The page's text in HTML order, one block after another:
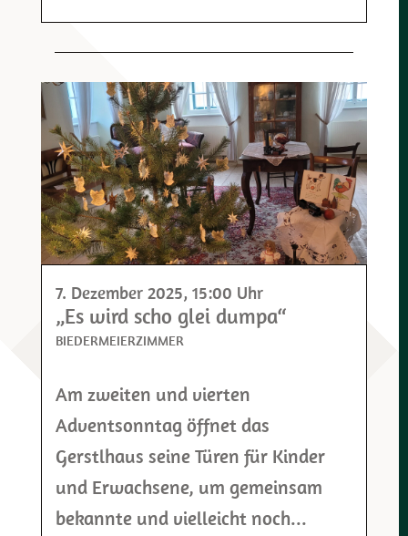
7. Dezember 2025, 15:00 Uhr
„Es wird scho glei dumpa“
BIEDERMEIERZIMMER
Am zweiten und vierten
Adventsonntag öffnet das
Gerstlhaus seine Türen für Kinder
und Erwachsene, um gemeinsam
bekannte und vielleicht noch...